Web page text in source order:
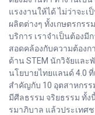
แรงงานให้ได้ ไม่ว่าจะ
ผลิตต่างๆ ทั้งเกษตรกร
บริการ เราจำเป็นต้อง
สอดคล้องกับความต้อง
ด้าน STEM นักวิจัยและ
นโยบายไทยแลนด์ 4.0
สำคัญกับ 10 อุตสาหกร
มีศีลธรรม จริยธรรม ทั้
รมาภิบาล แล้วประเทศ